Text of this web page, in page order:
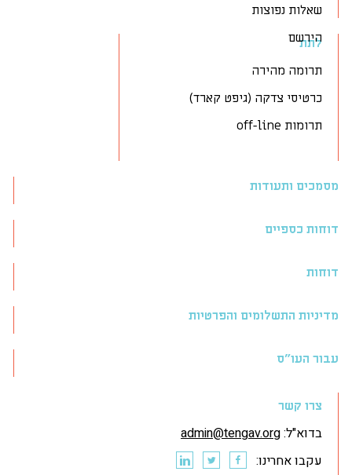
שאלות נפוצות
הירשם
לתת
תרומה מהירה
כרטיסי צדקה (גיפט קארד)
תרומות off-line
מסמכים ותעודות
דוחות כספיים
דוחות
מדיניות התשלומים והפרטיות
עבור העו״ס
צרו קשר
בדוא"ל:admin@tengav.org
עקבו אחרינו: